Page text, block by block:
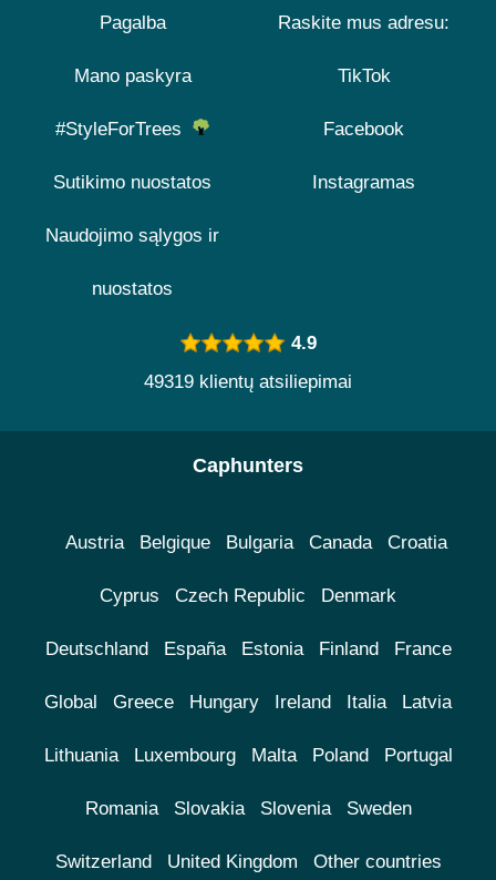
Pagalba
Mano paskyra
#StyleForTrees
Sutikimo nuostatos
Naudojimo sąlygos ir
nuostatos
Raskite mus adresu:
TikTok
Facebook
Instagramas
4.9
49319 klientų atsiliepimai
Caphunters
Austria Belgique Bulgaria Canada Croatia
Cyprus Czech Republic Denmark
Deutschland España Estonia Finland France
Global Greece Hungary Ireland Italia Latvia
Lithuania Luxembourg Malta Poland Portugal
Romania Slovakia Slovenia Sweden
Switzerland United Kingdom Other countries